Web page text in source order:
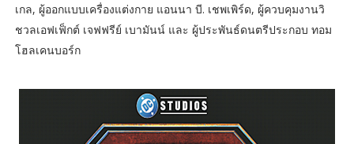
เกล, ผู้ออกแบบเครื่องแต่งกาย แอนนา บี. เชพเพิร์ด, ผู้ควบคุมงานวิ
ชวลเอฟเฟ็กต์ เจฟฟรีย์ เบามันน์ และ ผู้ประพันธ์ดนตรีประกอบ ทอม
โฮลเคนบอร์ก